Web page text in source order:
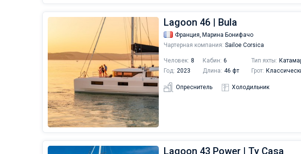
Lagoon 46 | Bula
Франция, Марина Бонифачо
Чартерная компания: Sailoe Corsica
Человек: 8 Кабин: 6 Тип яхты:
Год: 2023 Длина: 46 фт Грот:
Опреснитель Холодильник
Lagoon 43 Power | Ty Casa